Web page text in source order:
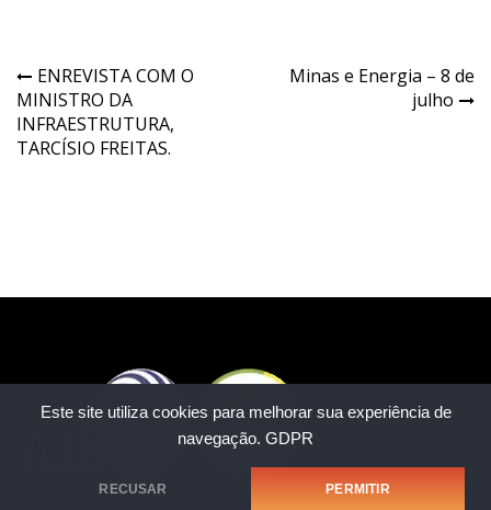
Este site utiliza cookies para melhorar sua experiência de
navegação. GDPR
RECUSAR PERMITIR
ENREVISTA COM O
MINISTRO DA
INFRAESTRUTURA,
TARCÍSIO FREITAS.
Minas e Energia – 8 de
julho